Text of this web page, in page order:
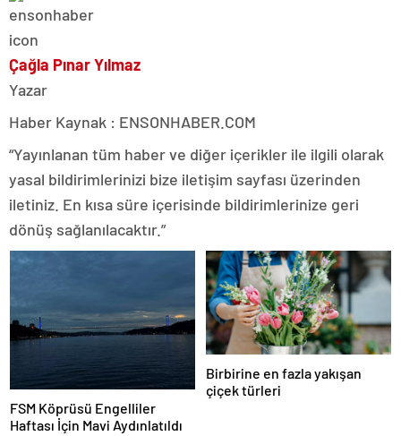
Çağla Pınar Yılmaz
Yazar
Haber Kaynak : ENSONHABER.COM
“Yayınlanan tüm haber ve diğer içerikler ile ilgili olarak
yasal bildirimlerinizi bize iletişim sayfası üzerinden
iletiniz. En kısa süre içerisinde bildirimlerinize geri
dönüş sağlanılacaktır.”
FSM Köprüsü Engelliler
Haftası İçin Mavi Aydınlatıldı
Birbirine en fazla yakışan
çiçek türleri